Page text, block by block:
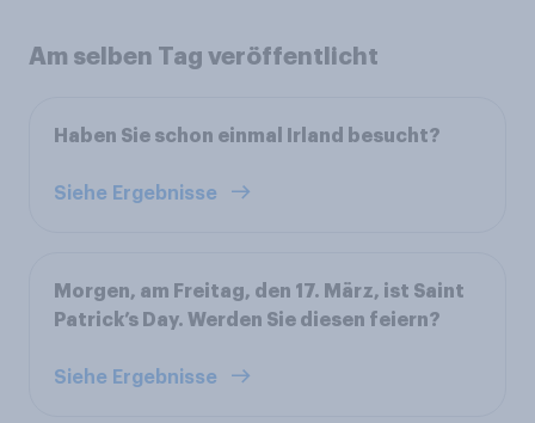
Am selben Tag veröffentlicht
Haben Sie schon einmal Irland besucht?
Siehe Ergebnisse
Morgen, am Freitag, den 17. März, ist Saint
Patrick’s Day. Werden Sie diesen feiern?
Siehe Ergebnisse